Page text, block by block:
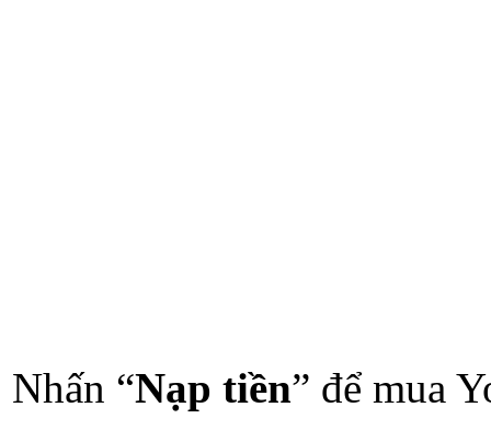
Nhấn “Nạp tiền” để mua